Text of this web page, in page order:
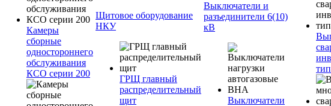
Камеры
сборные
одностороннего
обслуживания
КСО серии 200
Щитовое оборудование
НКУ
ГРЩ главный
распределительный
щит
Выключатели и
разъединители 6(10)
кВ
Выключатели